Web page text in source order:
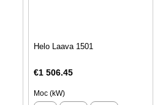
Helo Laava 1501
€1 506.45
Moc (kW)